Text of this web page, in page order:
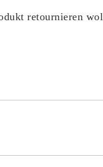
retournieren